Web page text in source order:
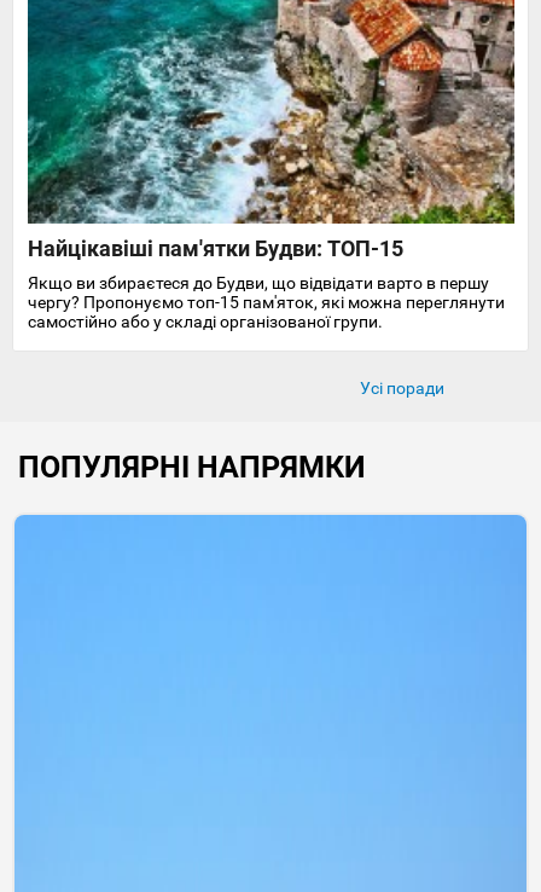
Найцікавіші пам'ятки Будви: ТОП-15
Якщо ви збираєтеся до Будви, що відвідати варто в першу
чергу? Пропонуємо топ-15 пам'яток, які можна переглянути
самостійно або у складі організованої групи.
Усі поради
ПОПУЛЯРНІ НАПРЯМКИ